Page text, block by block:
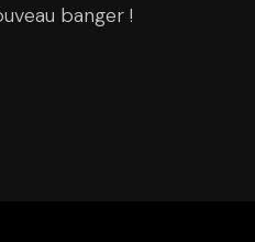
banger !